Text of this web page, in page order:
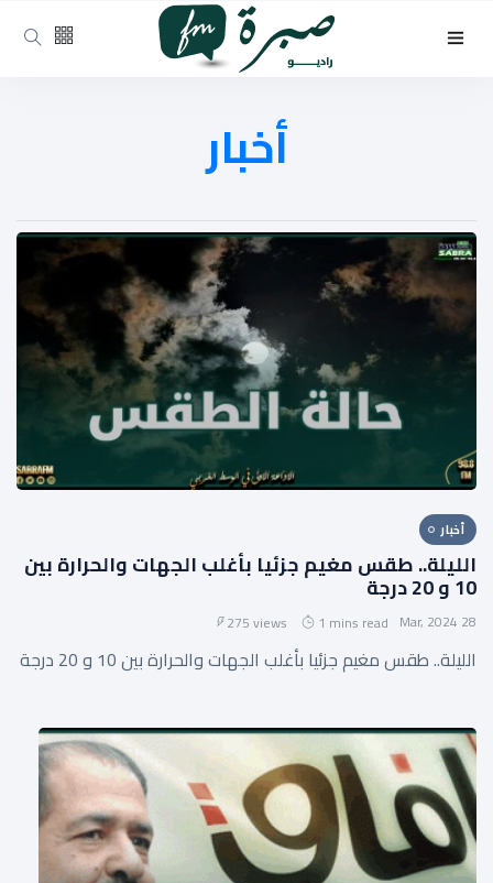
أخبار
أخبار
الليلة.. طقس مغيم جزئيا بأغلب الجهات والحرارة بين
10 و 20 درجة
28 Mar, 2024
1 mins read
275 views
الليلة.. طقس مغيم جزئيا بأغلب الجهات والحرارة بين 10 و 20 درجة